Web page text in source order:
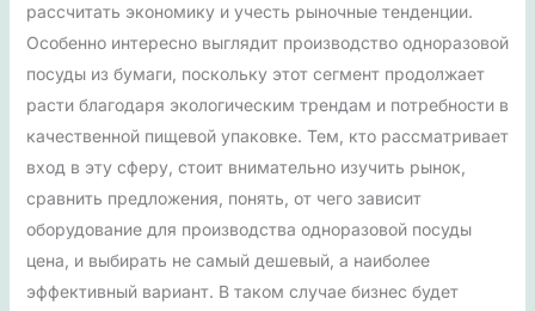
рассчитать экономику и учесть рыночные тенденции.
Особенно интересно выглядит производство одноразовой
посуды из бумаги, поскольку этот сегмент продолжает
расти благодаря экологическим трендам и потребности в
качественной пищевой упаковке. Тем, кто рассматривает
вход в эту сферу, стоит внимательно изучить рынок,
сравнить предложения, понять, от чего зависит
оборудование для производства одноразовой посуды
цена, и выбирать не самый дешевый, а наиболее
эффективный вариант. В таком случае бизнес будет